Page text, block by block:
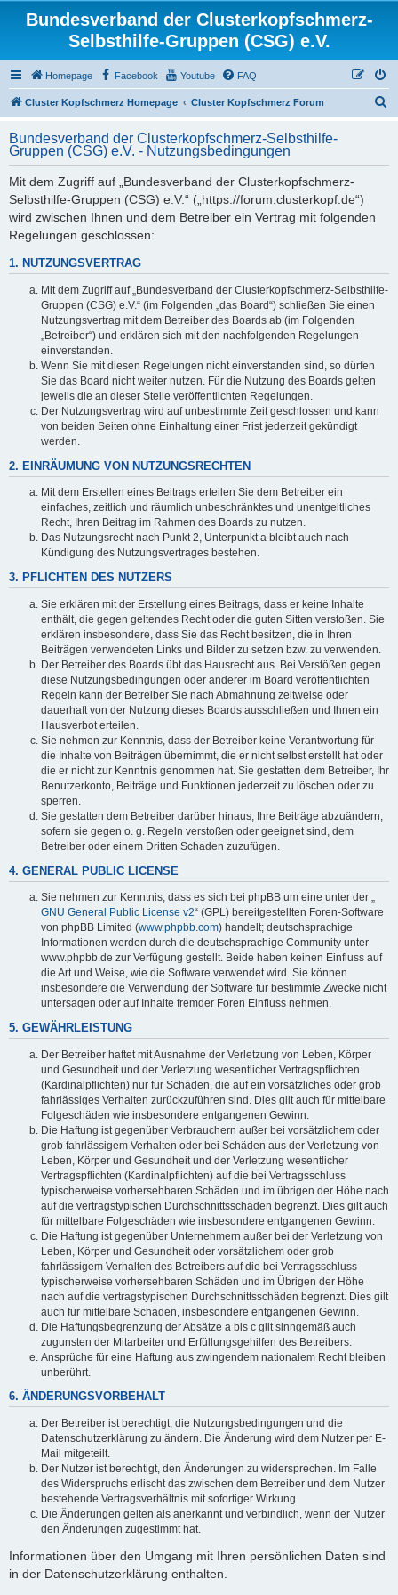
Bundesverband der Clusterkopfschmerz-
Selbsthilfe-Gruppen (CSG) e.V.
Homepage Facebook Youtube FAQ
Cluster Kopfschmerz Homepage Cluster Kopfschmerz Forum
h
Bundesverband der Clusterkopfschmerz-Selbsthilfe-
Gruppen (CSG) e.V. - Nutzungsbedingungen
Mit dem Zugriff auf „Bundesverband der Clusterkopfschmerz-
Selbsthilfe-Gruppen (CSG) e.V.“ („https://forum.clusterkopf.de“)
wird zwischen Ihnen und dem Betreiber ein Vertrag mit folgenden
Regelungen geschlossen:
1. NUTZUNGSVERTRAG
Mit dem Zugriff auf „Bundesverband der Clusterkopfschmerz-Selbsthilfe-
Gruppen (CSG) e.V.“ (im Folgenden „das Board“) schließen Sie einen
Nutzungsvertrag mit dem Betreiber des Boards ab (im Folgenden
„Betreiber“) und erklären sich mit den nachfolgenden Regelungen
einverstanden.
Wenn Sie mit diesen Regelungen nicht einverstanden sind, so dürfen
Sie das Board nicht weiter nutzen. Für die Nutzung des Boards gelten
jeweils die an dieser Stelle veröffentlichten Regelungen.
Der Nutzungsvertrag wird auf unbestimmte Zeit geschlossen und kann
von beiden Seiten ohne Einhaltung einer Frist jederzeit gekündigt
werden.
2. EINRÄUMUNG VON NUTZUNGSRECHTEN
Mit dem Erstellen eines Beitrags erteilen Sie dem Betreiber ein
einfaches, zeitlich und räumlich unbeschränktes und unentgeltliches
Recht, Ihren Beitrag im Rahmen des Boards zu nutzen.
Das Nutzungsrecht nach Punkt 2, Unterpunkt a bleibt auch nach
Kündigung des Nutzungsvertrages bestehen.
3. PFLICHTEN DES NUTZERS
Sie erklären mit der Erstellung eines Beitrags, dass er keine Inhalte
enthält, die gegen geltendes Recht oder die guten Sitten verstoßen. Sie
erklären insbesondere, dass Sie das Recht besitzen, die in Ihren
Beiträgen verwendeten Links und Bilder zu setzen bzw. zu verwenden.
Der Betreiber des Boards übt das Hausrecht aus. Bei Verstößen gegen
diese Nutzungsbedingungen oder anderer im Board veröffentlichten
Regeln kann der Betreiber Sie nach Abmahnung zeitweise oder
dauerhaft von der Nutzung dieses Boards ausschließen und Ihnen ein
Hausverbot erteilen.
Sie nehmen zur Kenntnis, dass der Betreiber keine Verantwortung für
die Inhalte von Beiträgen übernimmt, die er nicht selbst erstellt hat oder
die er nicht zur Kenntnis genommen hat. Sie gestatten dem Betreiber, Ihr
Benutzerkonto, Beiträge und Funktionen jederzeit zu löschen oder zu
sperren.
Sie gestatten dem Betreiber darüber hinaus, Ihre Beiträge abzuändern,
sofern sie gegen o. g. Regeln verstoßen oder geeignet sind, dem
Betreiber oder einem Dritten Schaden zuzufügen.
4. GENERAL PUBLIC LICENSE
Sie nehmen zur Kenntnis, dass es sich bei phpBB um eine unter der „
GNU General Public License v2“ (GPL) bereitgestellten Foren-Software
von phpBB Limited (www.phpbb.com) handelt; deutschsprachige
Informationen werden durch die deutschsprachige Community unter
www.phpbb.de zur Verfügung gestellt. Beide haben keinen Einfluss auf
die Art und Weise, wie die Software verwendet wird. Sie können
insbesondere die Verwendung der Software für bestimmte Zwecke nicht
untersagen oder auf Inhalte fremder Foren Einfluss nehmen.
5. GEWÄHRLEISTUNG
Der Betreiber haftet mit Ausnahme der Verletzung von Leben, Körper
und Gesundheit und der Verletzung wesentlicher Vertragspflichten
(Kardinalpflichten) nur für Schäden, die auf ein vorsätzliches oder grob
fahrlässiges Verhalten zurückzuführen sind. Dies gilt auch für mittelbare
Folgeschäden wie insbesondere entgangenen Gewinn.
Die Haftung ist gegenüber Verbrauchern außer bei vorsätzlichem oder
grob fahrlässigem Verhalten oder bei Schäden aus der Verletzung von
Leben, Körper und Gesundheit und der Verletzung wesentlicher
Vertragspflichten (Kardinalpflichten) auf die bei Vertragsschluss
typischerweise vorhersehbaren Schäden und im übrigen der Höhe nach
auf die vertragstypischen Durchschnittsschäden begrenzt. Dies gilt auch
für mittelbare Folgeschäden wie insbesondere entgangenen Gewinn.
Die Haftung ist gegenüber Unternehmern außer bei der Verletzung von
Leben, Körper und Gesundheit oder vorsätzlichem oder grob
fahrlässigem Verhalten des Betreibers auf die bei Vertragsschluss
typischerweise vorhersehbaren Schäden und im Übrigen der Höhe
nach auf die vertragstypischen Durchschnittsschäden begrenzt. Dies gilt
auch für mittelbare Schäden, insbesondere entgangenen Gewinn.
Die Haftungsbegrenzung der Absätze a bis c gilt sinngemäß auch
zugunsten der Mitarbeiter und Erfüllungsgehilfen des Betreibers.
Ansprüche für eine Haftung aus zwingendem nationalem Recht bleiben
unberührt.
6. ÄNDERUNGSVORBEHALT
Der Betreiber ist berechtigt, die Nutzungsbedingungen und die
Datenschutzerklärung zu ändern. Die Änderung wird dem Nutzer per E-
Mail mitgeteilt.
Der Nutzer ist berechtigt, den Änderungen zu widersprechen. Im Falle
des Widerspruchs erlischt das zwischen dem Betreiber und dem Nutzer
bestehende Vertragsverhältnis mit sofortiger Wirkung.
Die Änderungen gelten als anerkannt und verbindlich, wenn der Nutzer
den Änderungen zugestimmt hat.
Informationen über den Umgang mit Ihren persönlichen Daten sind
in der Datenschutzerklärung enthalten.